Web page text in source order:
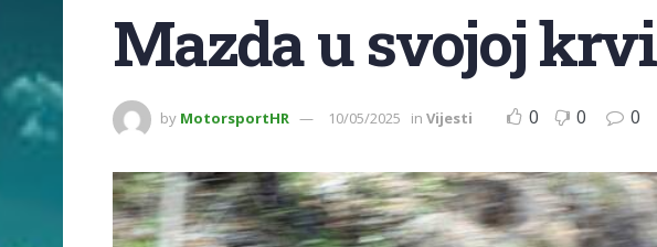
Mazda u svojoj krvi
by MotorsportHR 10/05/2025 in Vijesti 0 0 0